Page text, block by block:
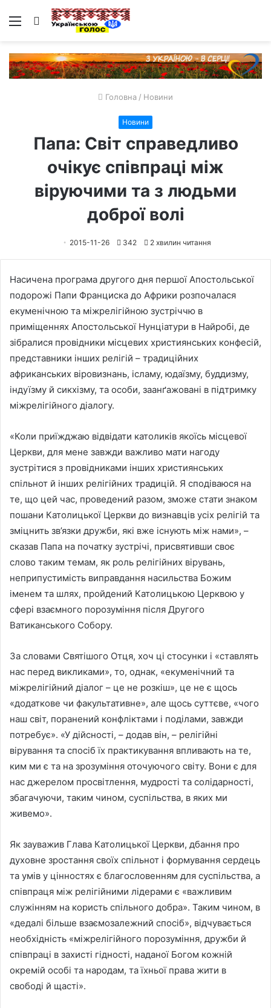
Меню Пошук
Головна / Новини
Новини
Папа: Світ справедливо
очікує співпраці між
віруючими та з людьми
доброї волі
2015-11-26 342 2 хвилин читання
Насичена програма другого дня першої Апостольської
подорожі Папи Франциска до Африки розпочалася
екуменічною та міжрелігійною зустріччю в
приміщеннях Апостольської Нунціатури в Найробі, де
зібралися провідники місцевих християнських конфесій,
представники інших релігій – традиційних
африканських віровизнань, ісламу, юдаїзму, буддизму,
індуїзму й сикхізму, та особи, заанґажовані в підтримку
міжрелігійного діалогу.
«Коли приїжджаю відвідати католиків якоїсь місцевої
Церкви, для мене завжди важливо мати нагоду
зустрітися з провідниками інших християнських
спільнот й інших релігійних традицій. Я сподіваюся на
те, що цей час, проведений разом, зможе стати знаком
пошани Католицької Церкви до визнавців усіх релігій та
зміцнить зв’язки дружби, які вже існують між нами», –
сказав Папа на початку зустрічі, присвятивши своє
слово таким темам, як роль релігійних вірувань,
неприпустимість виправдання насильства Божим
іменем та шлях, пройдений Католицькою Церквою у
сфері взаємного порозуміння після Другого
Ватиканського Собору.
За словами Святішого Отця, хоч ці стосунки і «ставлять
нас перед викликами», то, однак, «екуменічний та
міжрелігійний діалог – це не розкіш», це не є щось
«додаткове чи факультативне», але щось суттєве, «чого
наш світ, поранений конфліктами і поділами, завжди
потребує». «У дійсності, – додав він, – релігійні
вірування та спосіб їх практикування впливають на те,
ким ми є та на зрозуміння оточуючого світу. Вони є для
нас джерелом просвітлення, мудрості та солідарності,
збагачуючи, таким чином, суспільства, в яких ми
живемо».
Як зауважив Глава Католицької Церкви, дбання про
духовне зростання своїх спільнот і формування сердець
та умів у цінностях є благословенням для суспільства, а
співпраця між релігійними лідерами є «важливим
служінням на користь спільного добра». Таким чином, в
«дедалі більше взаємозалежний спосіб», відчувається
необхідність «міжрелігійного порозуміння, дружби й
співпраці в захисті гідності, наданої Богом кожній
окремій особі та народам, та їхньої права жити в
свободі й щасті».